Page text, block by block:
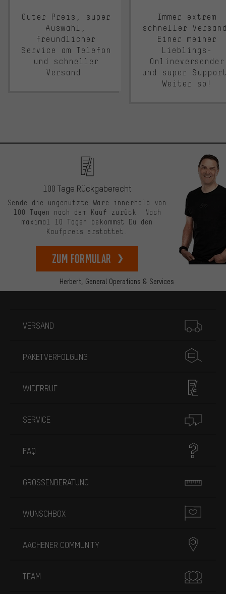
Guter Preis, super
Auswahl,
freundlicher
Service am Telefon
und schneller
Versand.
Immer extrem
schneller
Einer meiner
Lieblings-
Onlineversender
und super
Weiter so!
Herbert, General Operations & Services
100 Tage Rückgaberecht
Sende die ungenutzte Ware innerhalb von
100 Tagen nach dem Kauf zurück. Nach
maximal 10 Tagen bekommst Du den
Kaufpreis erstattet.
zum Formular
VERSAND
PAKETVERFOLGUNG
WIDERRUF
SERVICE
FAQ
GRÖSSENBERATUNG
WUNSCHBOX
AACHENER COMMUNITY
TEAM